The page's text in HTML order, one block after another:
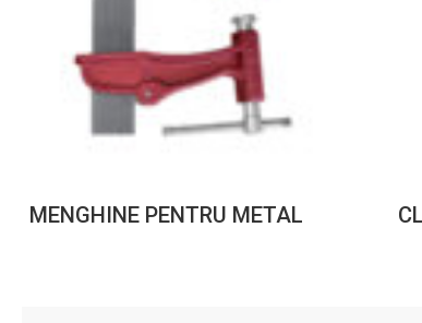
MENGHINE PENTRU METAL